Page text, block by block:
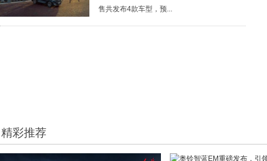
售共发布4款车型，预...
精彩推荐